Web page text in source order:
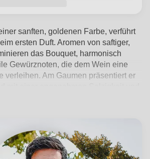
sanften, goldenen Farbe, verführt
ersten Duft. Aromen von saftiger,
das Bouquet, harmonisch
Gewürznoten, die dem Wein eine
verleihen. Am Gaumen präsentiert er
Geschmack, der lange nachhallt